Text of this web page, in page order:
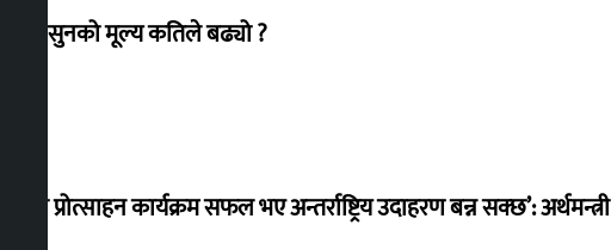
शुक्रबार सुनको मूल्य कतिले बढ्यो ?
‘करदाता प्रोत्साहन कार्यक्रम सफल भए अन्तर्राष्ट्रिय उदाहरण बन्न सक्छ’: अर्थमन्त्री